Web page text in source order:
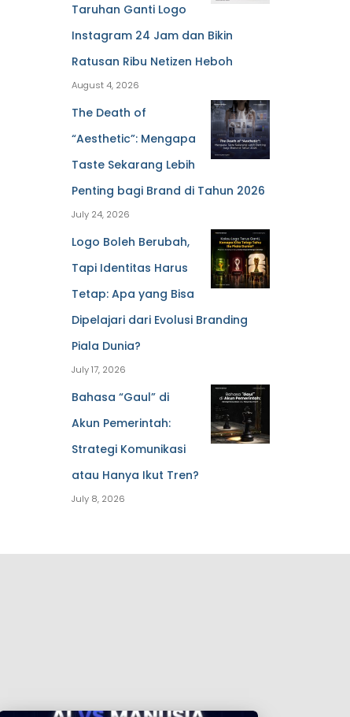
Taruhan Ganti Logo
Instagram 24 Jam dan Bikin
Ratusan Ribu Netizen Heboh
August 4, 2026
The Death of
“Aesthetic”: Mengapa
Taste Sekarang Lebih
Penting bagi Brand di Tahun 2026
July 24, 2026
Logo Boleh Berubah,
Tapi Identitas Harus
Tetap: Apa yang Bisa
Dipelajari dari Evolusi Branding
Piala Dunia?
July 17, 2026
Bahasa “Gaul” di
Akun Pemerintah:
Strategi Komunikasi
atau Hanya Ikut Tren?
July 8, 2026